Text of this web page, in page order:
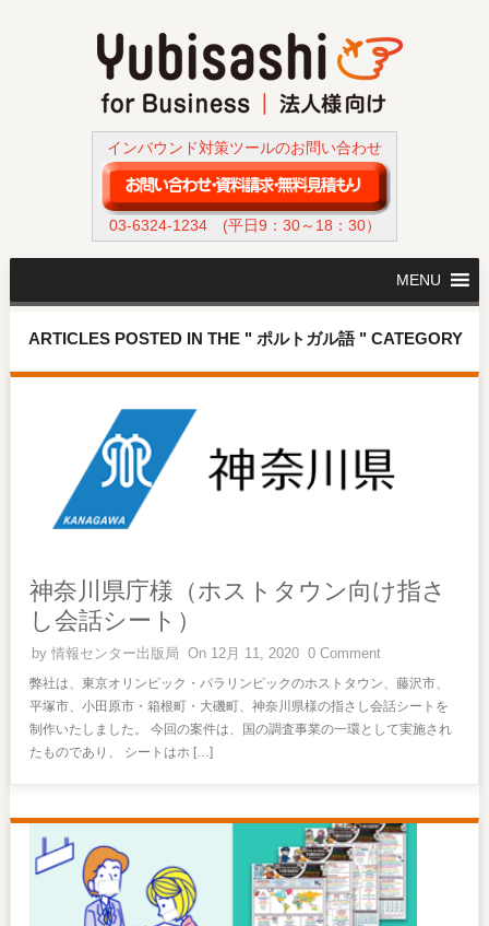
インバウンド対策ツールのお問い合わせ
03-6324-1234(平日9：30～18：30）
MENU
ARTICLES POSTED IN THE " ポルトガル語 " CATEGORY
神奈川県庁様（ホストタウン向け指さ
し会話シート）
by情報センター出版局 On 12月 11, 2020 0 Comment
弊社は、東京オリンピック・パラリンピックのホストタウン、藤沢市、
平塚市、小田原市・箱根町・大磯町、神奈川県様の指さし会話シートを
制作いたしました。 今回の案件は、国の調査事業の一環として実施され
たものであり、 シートはホ […]